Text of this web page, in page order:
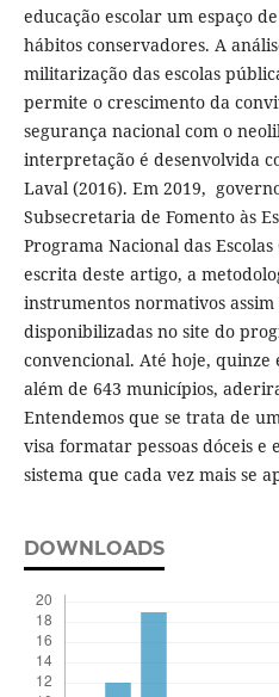
educação escolar um espaço
hábitos conservadores. A
militarização das escolas
permite o crescimento da
segurança nacional com o
interpretação é desenvolvida
Laval (2016). Em 2019,
Subsecretaria de Fomento às
Programa Nacional das
escrita deste artigo, a
instrumentos normativos
disponibilizadas no site do
convencional. Até hoje, quinze
além de 643 municípios,
Entendemos que se trata de
visa formatar pessoas dóceis
sistema que cada vez mais se
DOWNLOADS